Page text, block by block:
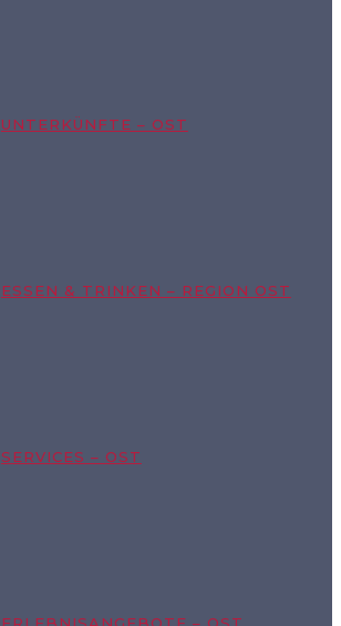
UNTERKÜNFTE – OST
ESSEN & TRINKEN – REGION OST
SERVICES – OST